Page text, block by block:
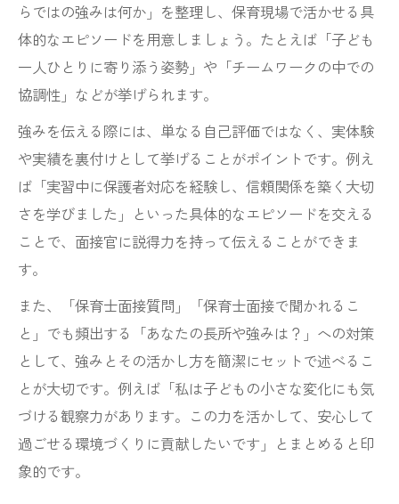
らではの強みは何か」を整理し、保育現場で活かせる具
体的なエピソードを用意しましょう。たとえば「子ども
一人ひとりに寄り添う姿勢」や「チームワークの中での
協調性」などが挙げられます。
強みを伝える際には、単なる自己評価ではなく、実体験
や実績を裏付けとして挙げることがポイントです。例え
ば「実習中に保護者対応を経験し、信頼関係を築く大切
さを学びました」といった具体的なエピソードを交える
ことで、面接官に説得力を持って伝えることができま
す。
また、「保育士面接質問」「保育士面接で聞かれるこ
と」でも頻出する「あなたの長所や強みは？」への対策
として、強みとその活かし方を簡潔にセットで述べるこ
とが大切です。例えば「私は子どもの小さな変化にも気
づける観察力があります。この力を活かして、安心して
過ごせる環境づくりに貢献したいです」とまとめると印
象的です。